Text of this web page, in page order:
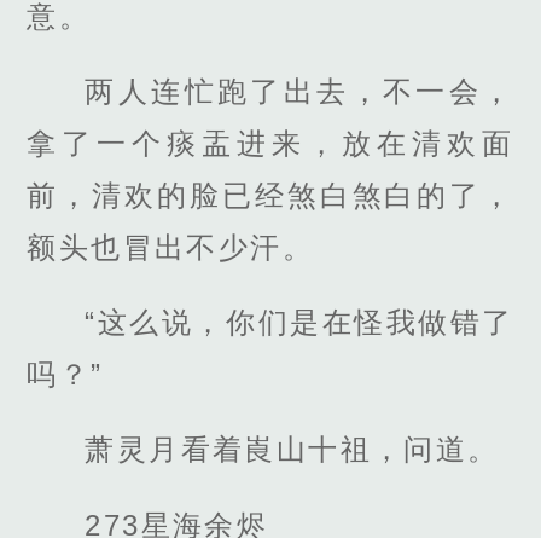
意。
两人连忙跑了出去，不一会，
拿了一个痰盂进来，放在清欢面
前，清欢的脸已经煞白煞白的了，
额头也冒出不少汗。
“这么说，你们是在怪我做错了
吗？”
萧灵月看着崀山十祖，问道。
273星海余烬